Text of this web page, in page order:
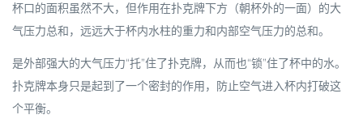
杯口的面积虽然不大，但作用在扑克牌下方（朝杯外的一面）的大
气压力总和， 远远大于杯内水柱的重力和内部空气压力的总和。
是外部强大的大气压力“托”住了扑克牌，从而也“锁”住了杯中的水。
扑克牌本身只是起到了一个密封的作用，防止空气进入杯内打破这
个平衡。